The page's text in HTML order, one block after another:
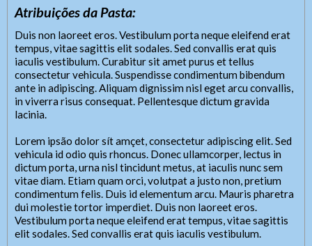
Atribuições da Pasta:
Duis non laoreet eros. Vestibulum porta neque eleifend erat
tempus, vitae sagittis elit sodales. Sed convallis erat quis
iaculis vestibulum. Curabitur sit amet purus et tellus
consectetur vehicula. Suspendisse condimentum bibendum
ante in adipiscing. Aliquam dignissim nisl eget arcu convallis,
in viverra risus consequat. Pellentesque dictum gravida
lacinia.
Lorem ipsão dolor sít amçet, consectetur adipiscing elit. Sed
vehicula id odio quis rhoncus. Donec ullamcorper, lectus in
dictum porta, urna nisl tincidunt metus, at iaculis nunc sem
vitae diam. Etiam quam orci, volutpat a justo non, pretium
condimentum felis. Duis id elementum arcu. Mauris pharetra
dui molestie tortor imperdiet. Duis non laoreet eros.
Vestibulum porta neque eleifend erat tempus, vitae sagittis
elit sodales. Sed convallis erat quis iaculis vestibulum.
Tamanho da fonte:
Letra A > Fonte tamanho normal.
Letra A+ > Aumenta o tamanho da fonte.
Letra A- > Diminui o tamanho da fonte.
Layout
versa clique no ícone
.
Usuário
Senha
Enviar
Digite apenas o "usuário" sem @dominio!
Usuário
Senha
Enviar
Contatos
Endereço:
Cidade:
Nome do Atendente:
Telefone: (xx) xxxx-xxxx
whatsApp: (xx) xxxxx-xxxxx
Horário de Funcionamento:
Das xxh às xxh e das xxh às xxh
Contatos
Tel: (xx) 0000-0000,
Celular/WhatsApp (xx) 00000-0000
Atendente/Ouvidor:
Nome do Atendente/Ouvidor
Das 8h às 11h, das 14h às 18h.
De segunda-feira a sexta-feira.
Outras Informações:
Duis non laoreet eros. Vestibulum porta neque eleifend
erat tempus, vitae sagittis elit sodales. Sed convallis
erat quis iaculis vestibulum. Curabitur sit amet purus et
tellus consectetur vehicula.
Enviar